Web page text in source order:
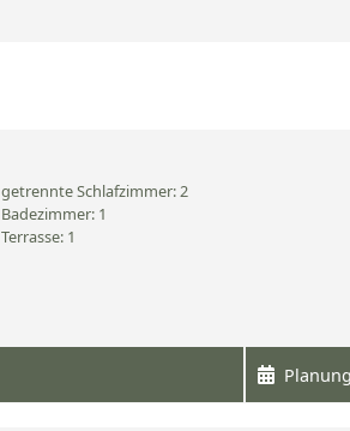
getrennte Schlafzimmer: 2
Badezimmer: 1
Terrasse: 1
Planung